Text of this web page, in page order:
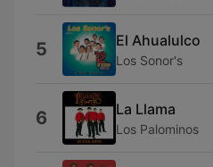
5 El Ahualulco
Los Sonor's
6 La Llama
Los Palominos